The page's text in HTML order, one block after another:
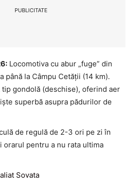
PUBLICITATE
Locomotiva cu abur „fuge” din
până la Câmpu Cetății (14 km).
tip gondolă (deschise), oferind aer
superbă asupra pădurilor de
de regulă de 2-3 ori pe zi în
orarul pentru a nu rata ultima
Sovata